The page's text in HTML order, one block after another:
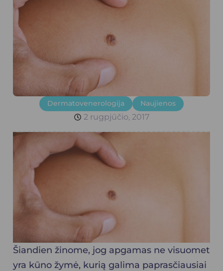
Dermatovenerologija Naujienos
2 rugpjūčio, 2017
Šiandien žinome, jog apgamas ne visuomet
yra kūno žymė, kurią galima paprasčiausiai